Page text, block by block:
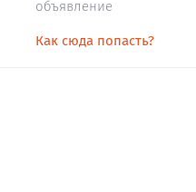
объявление
Как сюда попасть?